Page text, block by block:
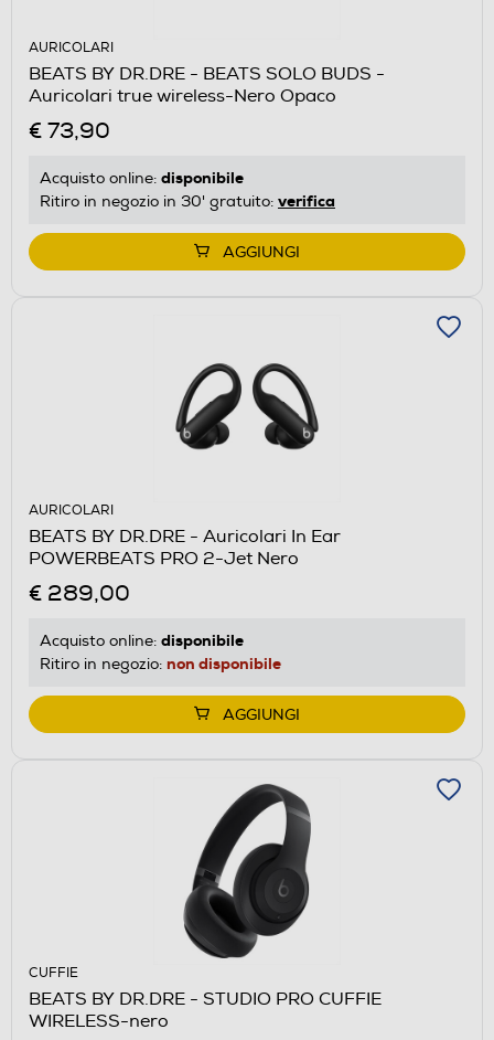
AURICOLARI
BEATS BY DR.DRE - BEATS SOLO BUDS -
Auricolari true wireless-Nero Opaco
€ 73,90
Acquisto online: disponibile
Ritiro in negozio in 30' gratuito: verifica
AGGIUNGI
AURICOLARI
BEATS BY DR.DRE - Auricolari In Ear
POWERBEATS PRO 2-Jet Nero
€ 289,00
Acquisto online: disponibile
Ritiro in negozio: non disponibile
AGGIUNGI
CUFFIE
BEATS BY DR.DRE - STUDIO PRO CUFFIE
WIRELESS-nero